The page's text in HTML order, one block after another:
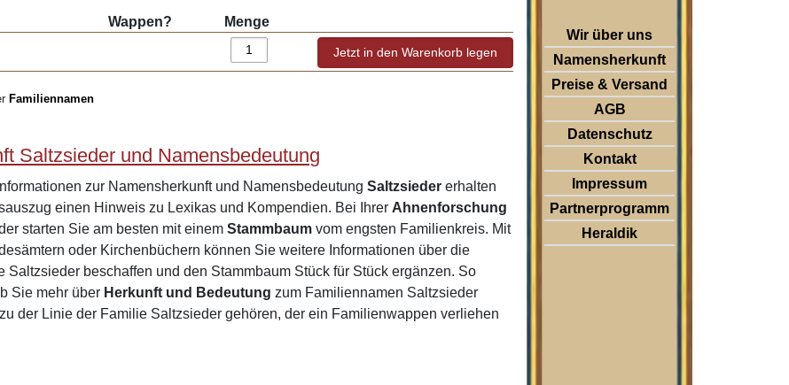
Wappen?
Menge
Familiennamen
Saltzsieder und Namensbedeutung
zur Namensherkunft und NamensbedeutungSaltzsieder erhalten
einen Hinweis zu Lexikas und Kompendien. Bei Ihrer Ahnenforschung
starten Sie am besten mit einemStammbaum vom engsten Familienkreis. Mit
oder Kirchenbüchern können Sie weitere Informationen über die
Saltzsieder beschaffen und den Stammbaum Stück für Stück ergänzen. So
Sie mehr über Herkunft und Bedeutung zum Familiennamen Saltzsieder
der Linie der Familie Saltzsieder gehören, der ein Familienwappen verliehen
Wir über uns
Namensherkunft
Preise & Versand
AGB
Datenschutz
Kontakt
Impressum
Partnerprogramm
Heraldik